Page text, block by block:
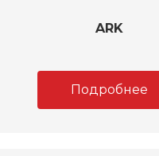
ARK
Подробнее